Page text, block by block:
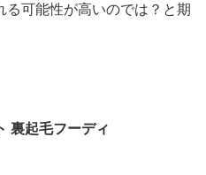
る可能性が高いのでは？と期
裏起毛フーディ